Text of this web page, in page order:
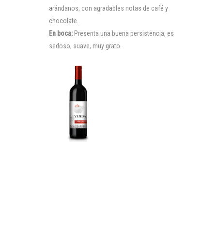
arándanos, con agradables notas de café y
chocolate.
En boca: Presenta una buena persistencia, es
sedoso, suave, muy grato.